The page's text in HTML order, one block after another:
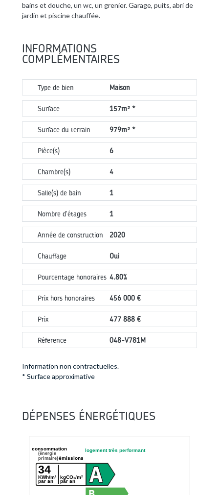
bains et douche, un wc, un grenier. Garage, puits, abri de
jardin et piscine chauffée.
INFORMATIONS
COMPLÉMENTAIRES
Type de bien Maison
Surface 157m² *
Surface du terrain 979m² *
Pièce(s) 6
Chambre(s) 4
Salle(s) de bain 1
Nombre d'étages 1
Année de construction 2020
Chauffage Oui
Pourcentage honoraires 4.80%
Prix hors honoraires 456 000 €
Prix 477 888 €
Réference 048-V781M
Information non contractuelles.
* Surface approximative
DÉPENSES ÉNERGÉTIQUES
consommation
(énergie
primaire)émissions
34
KWh/m²
par an
kgCO₂/m²
par an
logement très performant